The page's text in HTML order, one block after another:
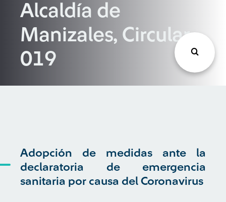
BuscarAlcaldía de
Manizales, Circular
019
Adopción de medidas ante la
declaratoria de emergencia
sanitaria por causa del Coronavirus